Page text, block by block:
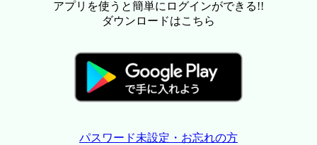
アプリを使うと簡単にログインができる!!
ダウンロードはこちら
パスワード未設定・お忘れの方